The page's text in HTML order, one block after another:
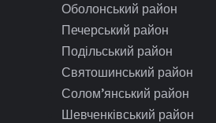
Оболонський район
Печерський район
Подільський район
Святошинський район
Солом’янський район
Шевченківський район